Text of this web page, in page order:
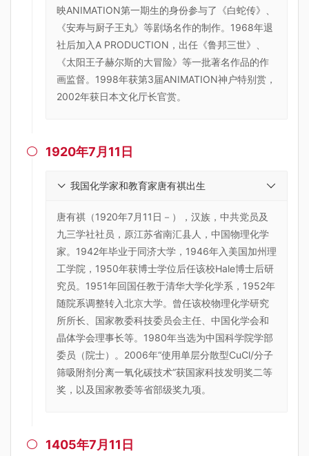
映ANIMATION第一期生的身份参与了《白蛇传》、
《安寿与厨子王丸》等剧场名作的制作。1968年退
社后加入A PRODUCTION，出任《鲁邦三世》、
《太阳王子赫尔斯的大冒险》等一批著名作品的作
画监督。1998年获第3届ANIMATION神户特别赏，
2002年获日本文化厅长官赏。
 1920年7月11日
我国化学家和教育家唐有祺出生
唐有祺（1920年7月11日－），汉族，中共党员及
九三学社社员，原江苏省南汇县人，中国物理化学
家。1942年毕业于同济大学，1946年入美国加州理
工学院，1950年获博士学位后任该校Hale博士后研
究员。1951年回国任教于清华大学化学系，1952年
随院系调整转入北京大学。曾任该校物理化学研究
所所长、国家教委科技委员会主任、中国化学会和
晶体学会理事长等。1980年当选为中国科学院学部
委员（院士）。2006年“使用单层分散型CuCl/分子
筛吸附剂分离一氧化碳技术”获国家科技发明奖二等
奖，以及国家教委等省部级奖九项。
 1405年7月11日